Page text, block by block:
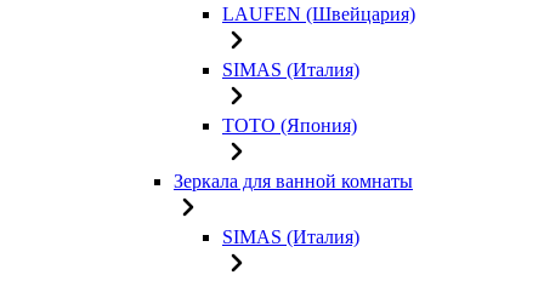
LAUFEN (Швейцария)
SIMAS (Италия)
TOTO (Япония)
Зеркала для ванной комнаты
SIMAS (Италия)